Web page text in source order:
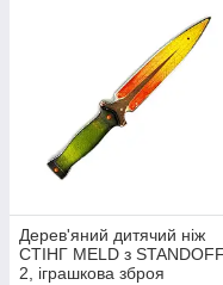
Дерев'яний дитячий ніж
СТІНГ MELD з STANDOFF
2, іграшкова зброя